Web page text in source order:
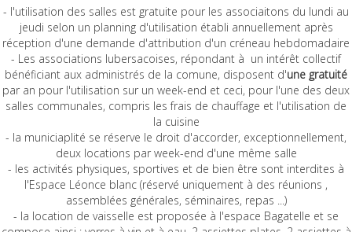
- l'utilisation des salles est gratuite pour les associaitons du lundi au
jeudi selon un planning d'utilisation établi annuellement après
réception d'une demande d'attribution d'un créneau hebdomadaire
- Les associations lubersacoises, répondant à un intérêt collectif
bénéficiant aux administrés de la comune, disposent d'une gratuité
par an pour l'utilisation sur un week-end et ceci, pour l'une des deux
salles communales, compris les frais de chauffage et l'utilisation de
la cuisine
- la municiaplité se réserve le droit d'accorder, exceptionnellement,
deux locations par week-end d'une même salle
- les activités physiques, sportives et de bien être sont interdites à
l'Espace Léonce blanc (réservé uniquement à des réunions ,
assemblées générales, séminaires, repas ...)
- la location de vaisselle est proposée à l'espace Bagatelle et se